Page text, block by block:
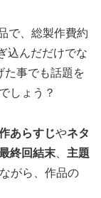
で、総製作費約
込んだだけでな
た事でも話題を
しょう？
あらすじやネタ
終回結末
主題
がら、作品の